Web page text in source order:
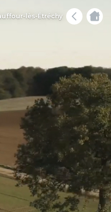
lès-Étréchy